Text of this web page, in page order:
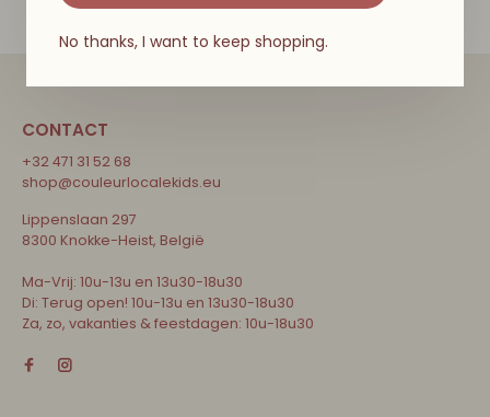
CONTACT
+32 471 31 52 68
shop@couleurlocalekids.eu
Lippenslaan 297
8300 Knokke-Heist, België
Ma-Vrij: 10u-13u en 13u30-18u30
Di: Terug open! 10u-13u en 13u30-18u30
Za, zo, vakanties & feestdagen: 10u-18u30
No thanks, I want to keep shopping.